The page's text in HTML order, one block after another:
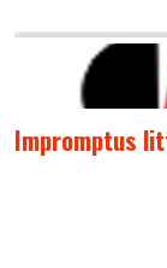
Impromptus